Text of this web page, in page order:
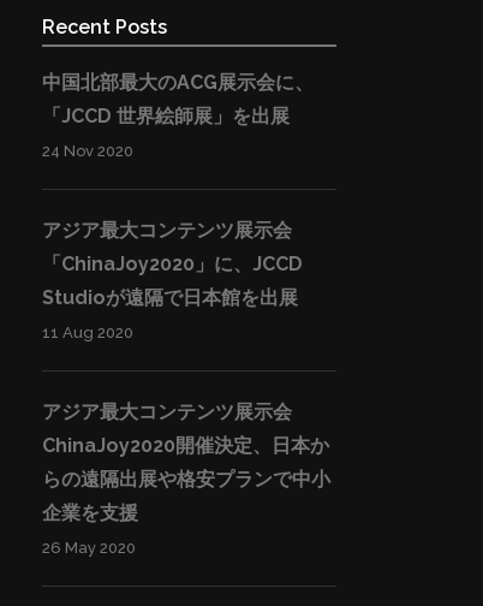
Recent Posts
中国北部最大のACG展示会に、
「JCCD 世界絵師展」を出展
24 Nov 2020
アジア最大コンテンツ展示会
「ChinaJoy2020」に、JCCD
Studioが遠隔で日本館を出展
11 Aug 2020
アジア最大コンテンツ展示会
ChinaJoy2020開催決定、日本か
らの遠隔出展や格安プランで中小
企業を支援
26 May 2020